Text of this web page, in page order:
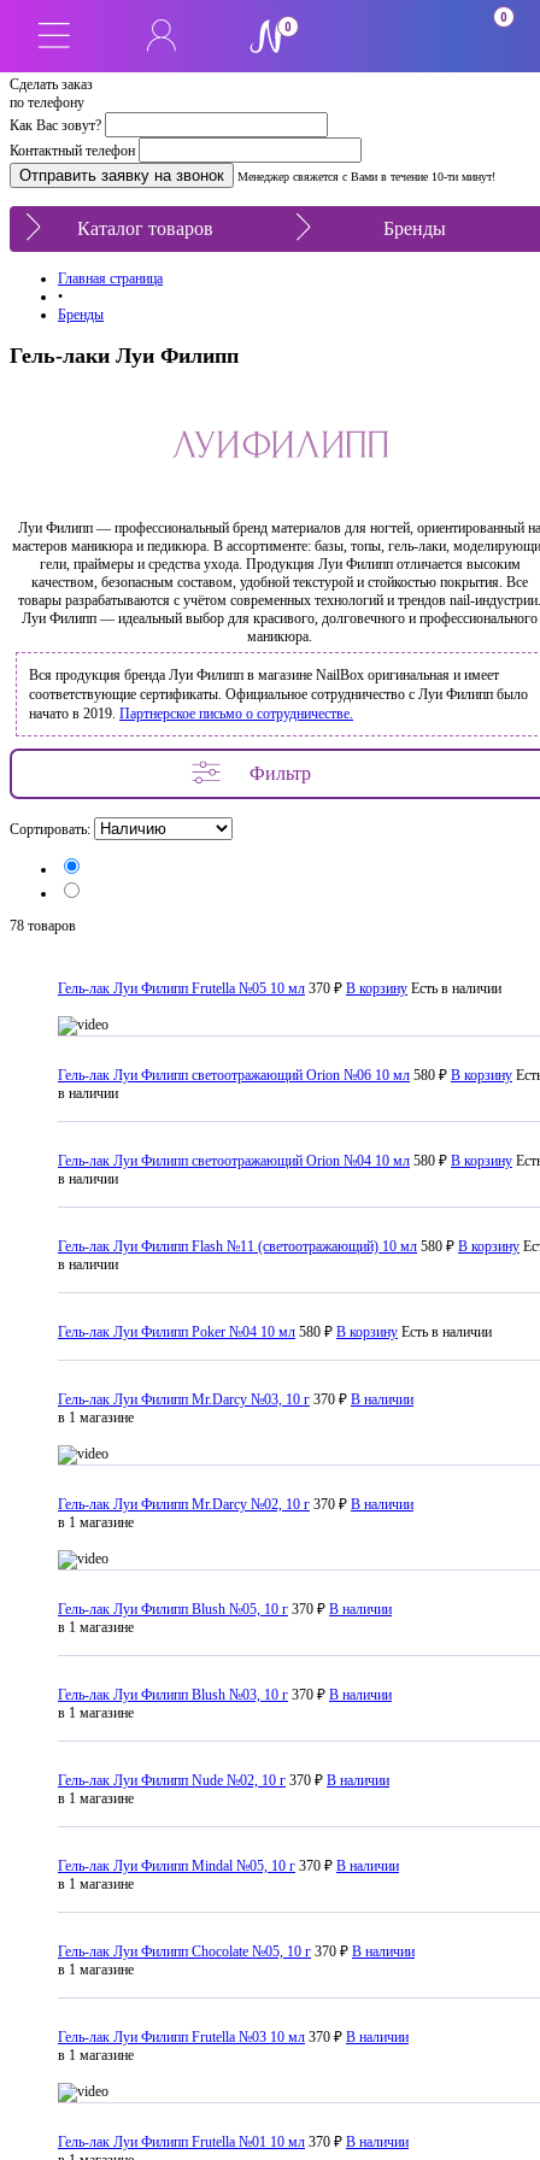
Сделать заказ
по телефону
Как Вас зовут?
Контактный телефон
Менеджер свяжется с Вами в течение 10-ти минут!
0
0
Каталог товаров Бренды
Главная страница
•
Бренды
Гель-лаки Луи Филипп
Луи Филипп — профессиональный бренд материалов для ногтей, ориентированный на
мастеров маникюра и педикюра. В ассортименте: базы, топы, гель-лаки,
гели, праймеры и средства ухода. Продукция Луи Филипп отличается высоким
качеством, безопасным составом, удобной текстурой и стойкостью покрытия. Все
товары разрабатываются с учётом современных технологий и трендов nail-индустрии.
Луи Филипп — идеальный выбор для красивого, долговечного и профессионального
маникюра.
Вся продукция бренда Луи Филипп в магазине NailBox оригинальная и имеет
соответствующие сертификаты. Официальное сотрудничество с Луи Филипп было
начато в 2019. Партнерское письмо о сотрудничестве.
Фильтр
Сортировать:
78 товаров
Гель-лак Луи Филипп Frutella №05 10 мл 370 ₽ В корзину Есть в наличии
Гель-лак Луи Филипп светоотражающий Orion №06 10 мл 580 ₽ В корзину
в наличии
Гель-лак Луи Филипп светоотражающий Orion №04 10 мл 580 ₽ В корзину
в наличии
Гель-лак Луи Филипп Flash №11 (светоотражающий) 10 мл 580 ₽ В корзину
в наличии
Гель-лак Луи Филипп Poker №04 10 мл 580 ₽ В корзину Есть в наличии
Гель-лак Луи Филипп Mr.Darcy №03, 10 г 370 ₽ В наличии
в 1 магазине
Гель-лак Луи Филипп Mr.Darcy №02, 10 г 370 ₽ В наличии
в 1 магазине
Гель-лак Луи Филипп Blush №05, 10 г 370 ₽ В наличии
в 1 магазине
Гель-лак Луи Филипп Blush №03, 10 г 370 ₽ В наличии
в 1 магазине
Гель-лак Луи Филипп Nude №02, 10 г 370 ₽ В наличии
в 1 магазине
Гель-лак Луи Филипп Mindal №05, 10 г 370 ₽ В наличии
в 1 магазине
Гель-лак Луи Филипп Chocolate №05, 10 г 370 ₽ В наличии
в 1 магазине
Гель-лак Луи Филипп Frutella №03 10 мл 370 ₽ В наличии
в 1 магазине
Гель-лак Луи Филипп Frutella №01 10 мл 370 ₽ В наличии